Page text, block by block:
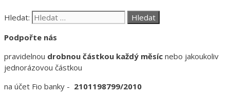
Hledat:
Podpořte nás
pravidelnou drobnou částkou každý měsíc nebo jakoukoliv
jednorázovou částkou
na účet Fio banky - 2101198799/2010